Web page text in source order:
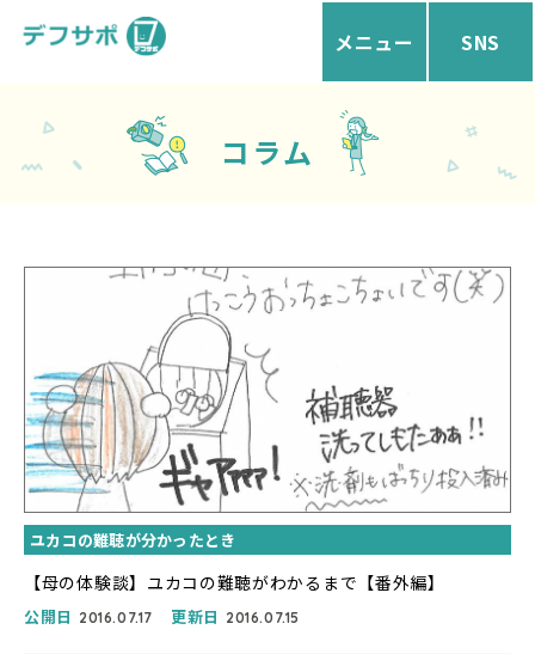
メニュー SNS
コラム
ユカコの難聴が分かったとき
【母の体験談】ユカコの難聴がわかるまで【番外編】
公開日 2016.07.17 更新日 2016.07.15